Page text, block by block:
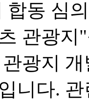
합동 심
관광지
광지
니다.